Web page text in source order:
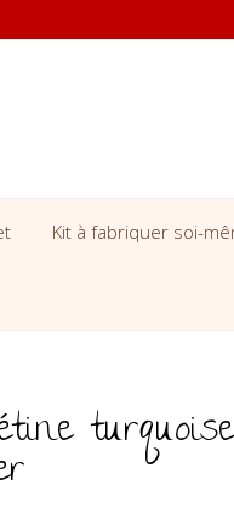
Kit à fabriquer soi-